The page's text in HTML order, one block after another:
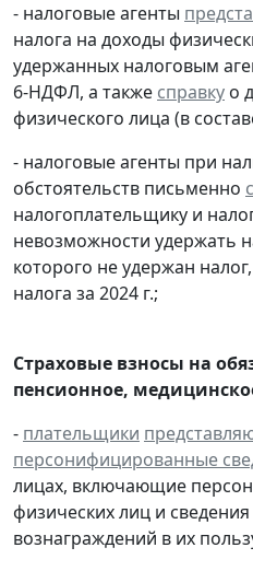
- налоговые агенты
налога на доходы
удержанных налоговым
6-НДФЛ, а также справку о
физического лица (в
- налоговые агенты при
обстоятельств письменно
налогоплательщику и
невозможности удержать
которого не удержан
налога за 2024 г.;
Страховые взносы на
пенсионное,
- плательщики
персонифицированные
лицах, включающие
физических лиц и
вознаграждений в их